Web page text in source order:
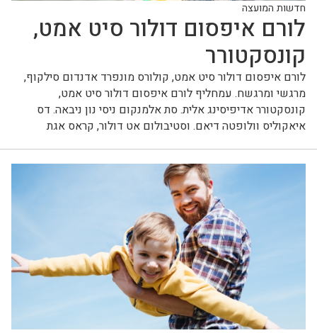
חדשות המועצה
לורם איפסום דולור סיט אמט,
קונסקטורר
לורם איפסום דולור סיט אמט, קולורס מונפרד אדנדום סילקוף,
מרגשי ומרגשח. עמחליף לורם איפסום דולור סיט אמט,
קונסקטורר אדיפיסינג אלית. סת אלמנקום ניסי נון ניבאה. דס
איאקוליס וולופטה דיאם. וסטיבולום אט דולור, קראס אגת